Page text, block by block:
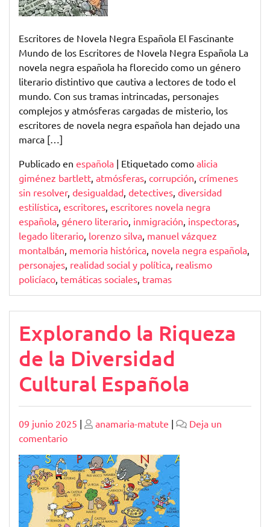
de
Escritores
de
Novela
Negra
Española
Escritores de Novela Negra Española El Fascinante
Mundo de los Escritores de Novela Negra Española La
novela negra española ha florecido como un género
literario distintivo que cautiva a lectores de todo el
mundo. Con sus tramas intrincadas, personajes
complejos y atmósferas cargadas de misterio, los
escritores de novela negra española han dejado una
marca […]
Publicado en española | Etiquetado como alicia
giménez bartlett, atmósferas, corrupción, crímenes
sin resolver, desigualdad, detectives, diversidad
estilística, escritores, escritores novela negra
española, género literario, inmigración, inspectoras,
legado literario, lorenzo silva, manuel vázquez
montalbán, memoria histórica, novela negra española,
personajes, realidad social y política, realismo
policíaco, temáticas sociales, tramas
Explorando la Riqueza
de la Diversidad
Cultural Española
Publicado
09 junio 2025 | Publicado
anamaria-matute |
Deja un
comentarioen
Explorando
la
Riqueza
de
la
Diversidad